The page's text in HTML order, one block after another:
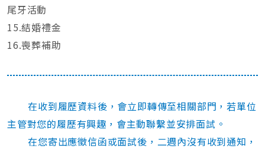
尾牙活動
15.結婚禮金
16.喪葬補助
在收到履歷資料後，會立即轉傳至相關部門，若單位
主管對您的履歷有興趣，會主動聯繫並安排面試。
在您寄出應徵信函或面試後，二週內沒有收到通知，